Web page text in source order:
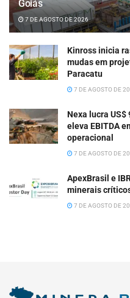
Goiás
7 DE AGOSTO DE 2026
Kinross inicia
mudas em
Paracatu
7 DE AGOSTO DE
Nexa lucra
eleva EBITDA
operacional
7 DE AGOSTO DE
ApexBrasil e
minerais
7 DE AGOSTO DE